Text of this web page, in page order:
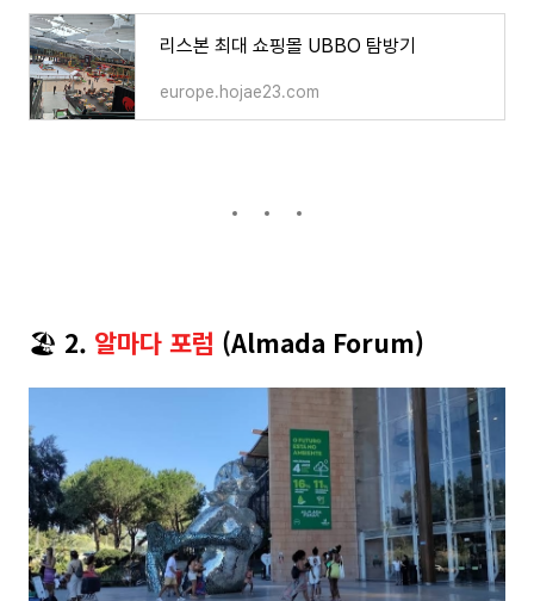
리스본 최대 쇼핑몰 UBBO 탐방기
europe.hojae23.com
🏖️ 2. 알마다 포럼 (Almada Forum)